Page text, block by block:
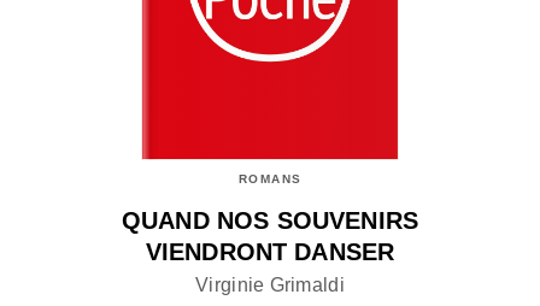
ROMANS
QUAND NOS SOUVENIRS
VIENDRONT DANSER
Virginie Grimaldi